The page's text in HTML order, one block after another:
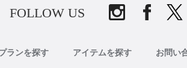
FOLLOW US
ランを探す アイテムを探す お問い